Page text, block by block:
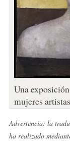
Una
mujeres
Advertencia: la
ha realizado